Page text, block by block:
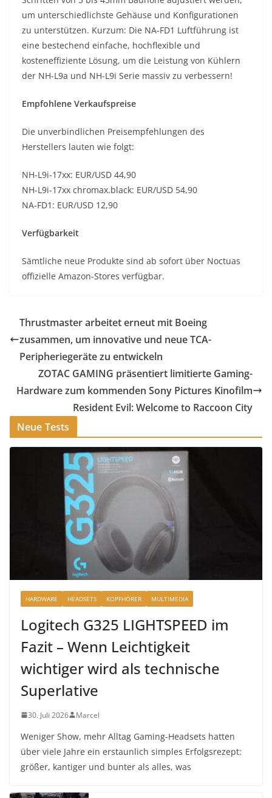
um unterschiedlichste Gehäuse und Konfigurationen
zu unterstützen. Kurzum: Die NA-FD1 Luftführung ist
eine bestechend einfache, hochflexible und
kosteneffiziente Lösung, um die Leistung von Kühlern
der NH-L9a und NH-L9i Serie massiv zu verbessern!
Empfohlene Verkaufspreise
Die unverbindlichen Preisempfehlungen des
Herstellers lauten wie folgt:
NH-L9i-17xx: EUR/USD 44,90
NH-L9i-17xx chromax.black: EUR/USD 54,90
NA-FD1: EUR/USD 12,90
Verfügbarkeit
Sämtliche neue Produkte sind ab sofort über Noctuas
offizielle Amazon-Stores verfügbar.
Thrustmaster arbeitet erneut mit Boeing
zusammen, um innovative und neue TCA-
Peripheriegeräte zu entwickeln
ZOTAC GAMING präsentiert limitierte Gaming-
Hardware zum kommenden Sony Pictures Kinofilm
Resident Evil: Welcome to Raccoon City
Neue Tests
HARDWARE HEADSETS KOPFHÖRER MULTIMEDIA
Logitech G325 LIGHTSPEED im
Fazit – Wenn Leichtigkeit
wichtiger wird als technische
Superlative
30. Juli 2026 Marcel
Weniger Show, mehr Alltag Gaming-Headsets hatten
über viele Jahre ein erstaunlich simples Erfolgsrezept:
größer, kantiger und bunter als alles, was